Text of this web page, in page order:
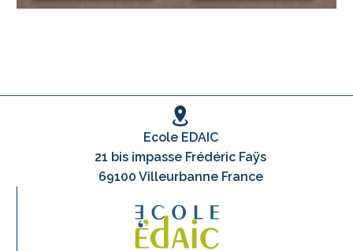
Ecole EDAIC
21 bis impasse Frédéric Faÿs
69100 Villeurbanne France